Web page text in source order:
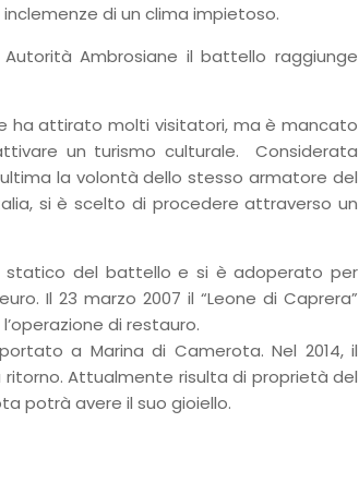
di un clima impietoso.
Ambrosiane il battello raggiunge
ha attirato molti visitatori, ma è mancato
un turismo culturale. Considerata
la volontà dello stesso armatore del
si è scelto di procedere attraverso un
statico del battello e si è adoperato per
Il 23 marzo 2007 il “Leone di Caprera”
di restauro.
a Marina di Camerota. Nel 2014, il
Attualmente risulta di proprietà del
potrà avere il suo gioiello.